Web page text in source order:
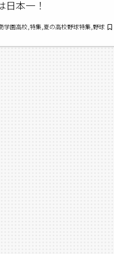
日本一！
学園高校,特集,夏の高校野球特集,野球